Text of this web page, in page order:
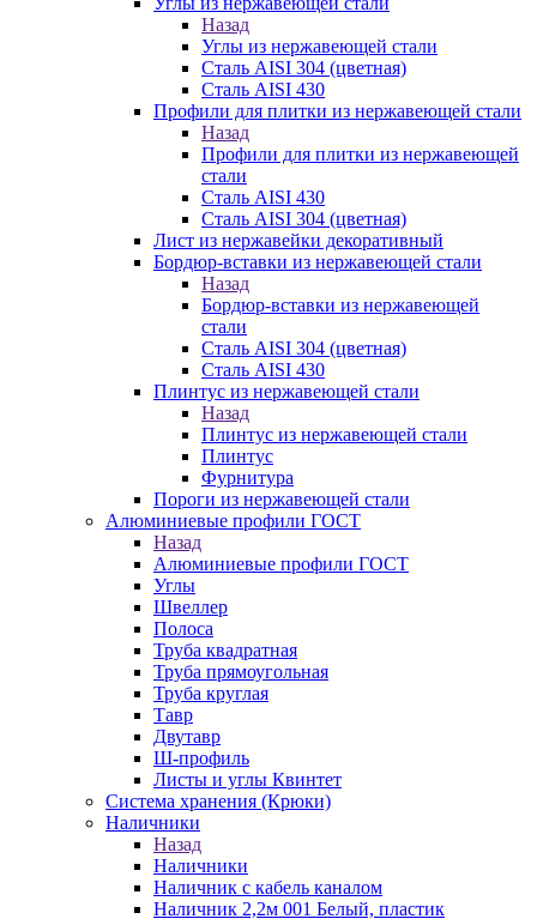
Назад
Углы из нержавеющей стали
Сталь AISI 304 (цветная)
Сталь AISI 430
Профили для плитки из нержавеющей стали
Назад
Профили для плитки из нержавеющей
стали
Сталь AISI 430
Сталь AISI 304 (цветная)
Лист из нержавейки декоративный
Бордюр-вставки из нержавеющей стали
Назад
Бордюр-вставки из нержавеющей
стали
Сталь AISI 304 (цветная)
Сталь AISI 430
Плинтус из нержавеющей стали
Назад
Плинтус из нержавеющей стали
Плинтус
Фурнитура
Пороги из нержавеющей стали
Алюминиевые профили ГОСТ
Назад
Алюминиевые профили ГОСТ
Углы
Швеллер
Полоса
Труба квадратная
Труба прямоугольная
Труба круглая
Тавр
Двутавр
Ш-профиль
Листы и углы Квинтет
Система хранения (Крюки)
Наличники
Назад
Наличники
Наличник с кабель каналом
Наличник 2,2м 001 Белый, пластик